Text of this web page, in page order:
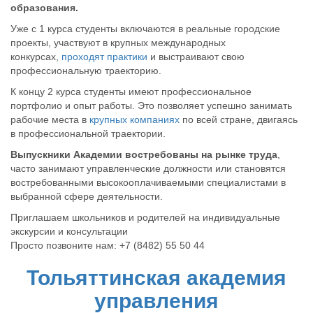
образования.
Уже с 1 курса студенты включаются в реальные городские
проекты, участвуют в крупных международных
конкурсах, проходят практики и выстраивают свою
профессиональную траекторию.
К концу 2 курса студенты имеют профессиональное
портфолио и опыт работы. Это позволяет успешно занимать
рабочие места в крупных компаниях по всей стране, двигаясь
в профессиональной траектории.
Выпускники Академии востребованы на рынке труда
часто занимают управленческие должности или становятся
востребованными высокооплачиваемыми специалистами в
выбранной сфере деятельности.
Приглашаем школьников и родителей на индивидуальные
экскурсии и консультации
Просто позвоните нам: +7 (8482) 55 50 44
Тольяттинская академия
управления